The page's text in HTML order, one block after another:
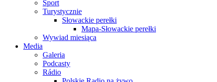
Sport
Turystycznie
Słowackie perełki
Mapa-Słowackie perełki
Wywiad miesiąca
Media
Galeria
Podcasty
Rádio